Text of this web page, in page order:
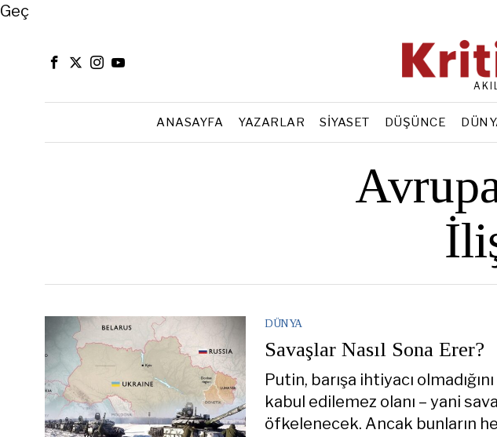
Close
Geç
ANASAYFA YAZARLAR SIYASET DÜŞÜNCE
DÜNYA
Savaşlar Nasıl Sona Erer?
Putin, barışa ihtiyacı
kabul edilemez olanı – yani
öfkelenecek. Ancak bunların